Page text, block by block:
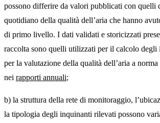
possono differire da valori pubblicati con quelli
quotidiano della qualità dell’aria che hanno
di primo livello. I dati validati e storicizzati
raccolta sono quelli utilizzati per il calcolo
per la valutazione della qualità dell’aria a
nei rapporti annuali;
b) la struttura della rete di monitoraggio,
la tipologia degli inquinanti rilevati possono